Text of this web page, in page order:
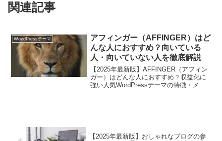
関連記事
WoedPressテーマ
アフィンガー（AFFINGER）はど
んな人におすすめ？向いている
人・向いていない人を徹底解説
【2025年最新版】AFFINGER（アフィン
ガー）はどんな人におすすめ？収益化に
強い人気WordPressテーマの特徴・メリ
【2025年最新版】おしゃれなブログの参